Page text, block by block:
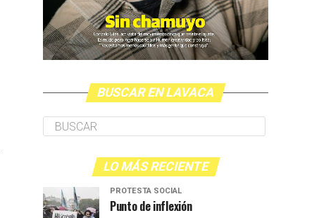
BUSCAR EN LAVACA
LO MÁS RECIENTE
PROTESTA SOCIAL
Punto de inflexión